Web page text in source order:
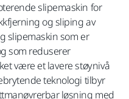
slipemaskin for
og sliping av
slipemaskin som er
som reduserer
være et lavere støynivå
teknologi tilbyr
løsning med